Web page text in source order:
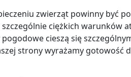
zwierząt powinny być
ciężkich warunków
cieszą się
strony wyrażamy gotowość